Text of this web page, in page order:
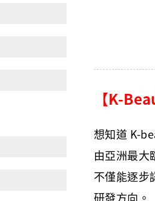
【K-
想知道 K-
由亞洲最
不僅能逐步
研發方向。